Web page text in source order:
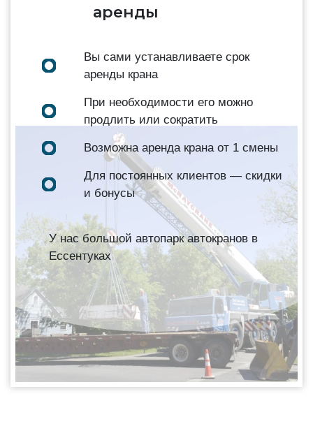
аренды
Вы сами устанавливаете срок
аренды крана
При необходимости его можно
продлить или сократить
Возможна аренда крана от 1 смены
Для постоянных клиентов — скидки
и бонусы
У нас большой автопарк автокранов в
Ессентуках